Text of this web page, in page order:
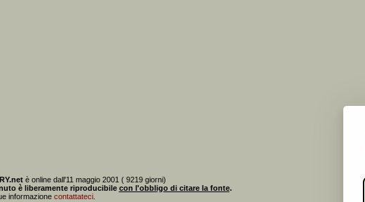
è online dall'11 maggio 2001 ( 9219 giorni)
è liberamente riproducibile con l'obbligo di citare la fonte.
informazione contattateci.